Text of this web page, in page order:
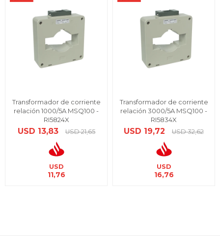
Transformador de corriente
relación 1000/5A MSQ100 -
RI5824X
USD 13,83 USD 21,65
USD
11,76
Transformador de corriente
relación 3000/5A MSQ100 -
RI5834X
USD 19,72 USD 32,62
USD
16,76